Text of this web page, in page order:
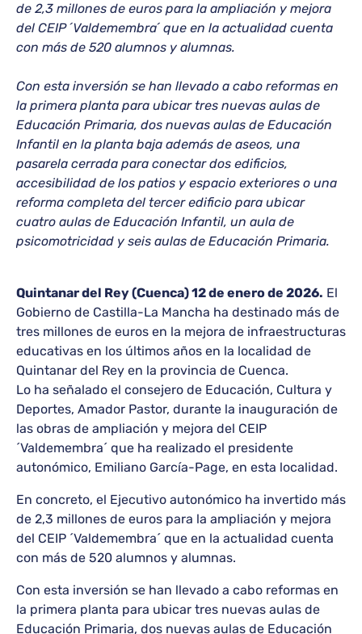
de 2,3 millones de euros para la ampliación y mejora
del CEIP ´Valdemembra´ que en la actualidad cuenta
con más de 520 alumnos y alumnas.
Con esta inversión se han llevado a cabo reformas en
la primera planta para ubicar tres nuevas aulas de
Educación Primaria, dos nuevas aulas de Educación
Infantil en la planta baja además de aseos, una
pasarela cerrada para conectar dos edificios,
accesibilidad de los patios y espacio exteriores o una
reforma completa del tercer edificio para ubicar
cuatro aulas de Educación Infantil, un aula de
psicomotricidad y seis aulas de Educación Primaria.
Quintanar del Rey (Cuenca) 12 de enero de 2026. El
Gobierno de Castilla-La Mancha ha destinado más de
tres millones de euros en la mejora de infraestructuras
educativas en los últimos años en la localidad de
Quintanar del Rey en la provincia de Cuenca.
Lo ha señalado el consejero de Educación, Cultura y
Deportes, Amador Pastor, durante la inauguración de
las obras de ampliación y mejora del CEIP
´Valdemembra´ que ha realizado el presidente
autonómico, Emiliano García-Page, en esta localidad.
En concreto, el Ejecutivo autonómico ha invertido más
de 2,3 millones de euros para la ampliación y mejora
del CEIP ´Valdemembra´ que en la actualidad cuenta
con más de 520 alumnos y alumnas.
Con esta inversión se han llevado a cabo reformas en
la primera planta para ubicar tres nuevas aulas de
Educación Primaria, dos nuevas aulas de Educación